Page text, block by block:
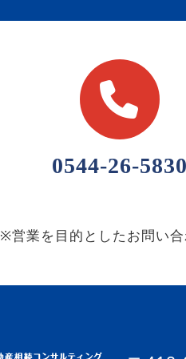
0544-26-
※営業を目的としたお問い